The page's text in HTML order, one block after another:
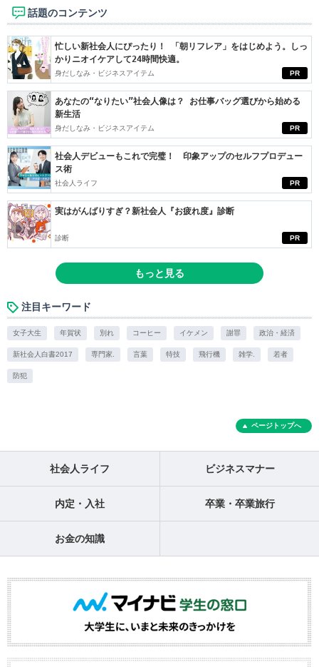
話題のコンテンツ
PR
忙しい新社会人にぴったり！ 「朝リフレア」をはじめよう。しっ
かりニオイケアして24時間快適。
身だしなみ・ビジネスアイテム
PR
あなたの“なりたい”社会人像は？ お仕事バッグ選びから始める
新生活
身だしなみ・ビジネスアイテム
PR
社会人デビューもこれで完璧！ 印象アップのセルフプロデュー
ス術
社会人ライフ
PR
実はがんばりすぎ？新社会人『お疲れ度』診断
診断
もっと見る
注目キーワード
女子大生 年賀状 別れ コーヒー イケメン 謝罪 政治・経済
新社会人白書2017 専門家. 言葉 特技 飛行機 雑学. 若者
防犯
ページトップへ
社会人ライフ ビジネスマナー
内定・入社 卒業・卒業旅行
お金の知識